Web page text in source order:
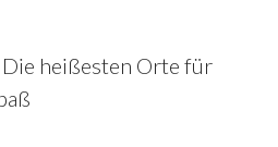
Die heißesten Orte für